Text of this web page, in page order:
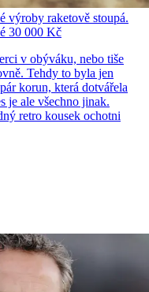
výroby raketově stoupá.
30 000 Kč
v obýváku, nebo tiše
Tehdy to byla jen
korun, která dotvářela
je ale všechno jinak.
retro kousek ochotni